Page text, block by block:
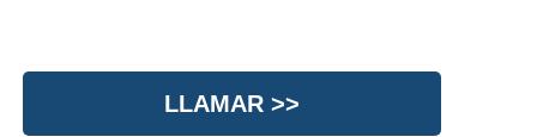
LLAMAR >>